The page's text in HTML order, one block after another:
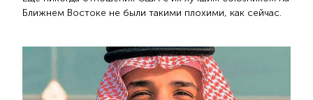
Ближнем Востоке не были такими плохими, как сейчас.